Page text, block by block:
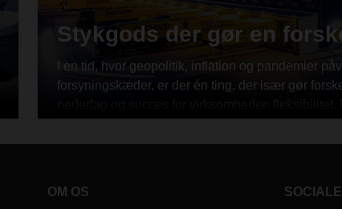
Stykgods der gør en
I en tid, hvor geopolitik, inflation og pandemier
forsyningskæder, er der én ting, der især gør
der kan levere. Derfor bør du vide, hvordan vi
OM OS